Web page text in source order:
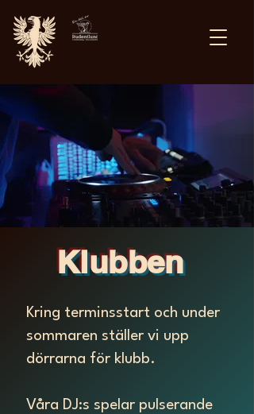
Klubben
Kring terminsstart och under
sommaren ställer vi upp
dörrarna för klubb.
Våra DJ:s spelar pulserande